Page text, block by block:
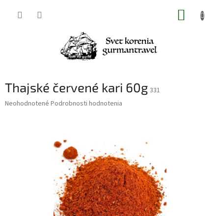
Thajské červené kari 60g 331
Priemerné
Neohodnotené Podrobnosti hodnotenia